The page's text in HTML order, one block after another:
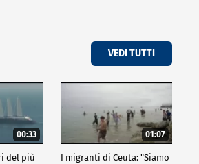
VEDI TUTTI
00:33
del più
01:07
I migranti di Ceuta: "Siamo